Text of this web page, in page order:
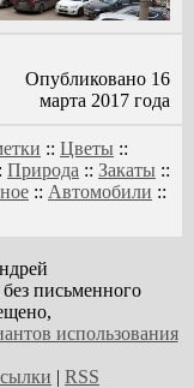
Опубликовано 16
марта 2017 года
:: Цветы ::
Природа :: Закаты ::
:: Автомобили ::
письменного
использования
| RSS